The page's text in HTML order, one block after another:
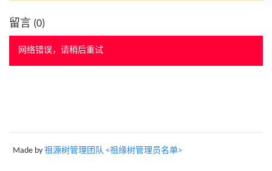
留言 (0)
网络错误，请稍后重试
Made by 祖源树管理团队 <祖缘树管理员名单>